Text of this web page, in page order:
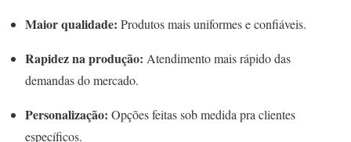
Maior qualidade: Produtos mais uniformes e confiáveis.
Rapidez na produção: Atendimento mais rápido das
demandas do mercado.
Personalização: Opções feitas sob medida pra clientes
específicos.